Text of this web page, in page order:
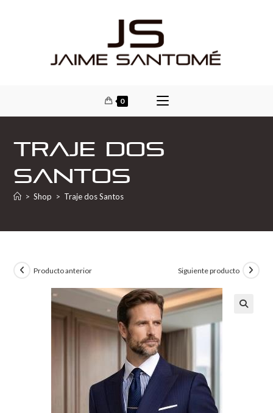
0
Traje dos
Santos
> Shop > Traje dos Santos
Producto anterior Siguiente producto